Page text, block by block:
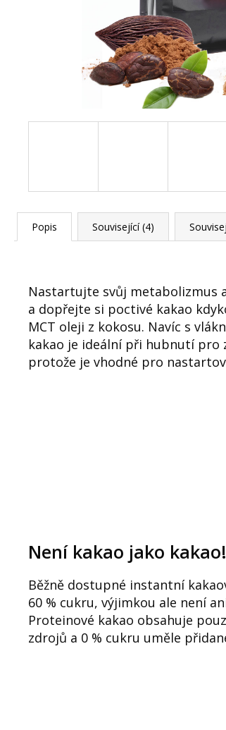
Popis Související (4)
Nastartujte svůj metabolizmus
a dopřejte si poctivé kakao
MCT oleji z kokosu. Navíc s
kakao je ideální při hubnutí pro
protože je vhodné pro
Není kakao jako kakao!
Běžně dostupné instantní
60 % cukru, výjimkou ale není
Proteinové kakao obsahuje
zdrojů a 0 % cukru uměle
Původně:210 Kč